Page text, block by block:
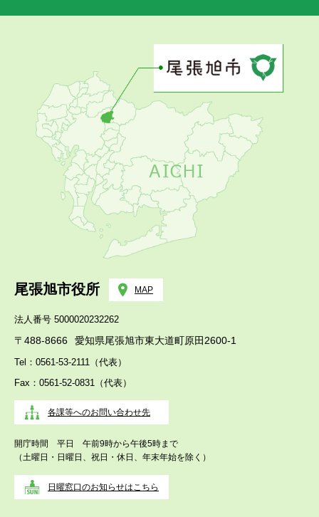
尾張旭市役所 MAP
法人番号 5000020232262
〒488-8666 愛知県尾張旭市東大道町原田2600-1
Tel：0561-53-2111（代表）
Fax：0561-52-0831（代表）
各課等へのお問い合わせ先
開庁時間 平日 午前9時から午後5時まで
（土曜日・日曜日、祝日・休日、年末年始を除く）
日曜窓口のお知らせはこちら